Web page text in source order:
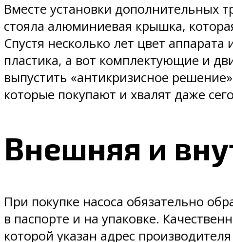
Вместе установки дополнительных
стояла алюминиевая крышка,
Спустя несколько лет цвет
пластика, а вот комплектующие и
выпустить «антикризисное
которые покупают и хвалят даже
Внешняя и
При покупке насоса обязательно
в паспорте и на упаковке.
которой указан адрес